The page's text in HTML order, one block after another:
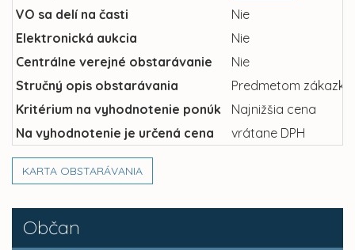
Občan
VO sa delí na časti
Nie
Elektronická aukcia
Nie
Centrálne verejné obstarávanie
Nie
Stručný opis obstarávania
Predmetom
Kritérium na vyhodnotenie ponúk
Najnižšia cena
Na vyhodnotenie je určená cena
vrátane DPH
KARTA OBSTARÁVANIA